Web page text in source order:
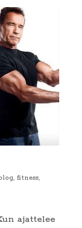
, fitness,
ajattelee